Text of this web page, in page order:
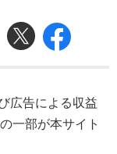
広告による収益
一部が本サイト